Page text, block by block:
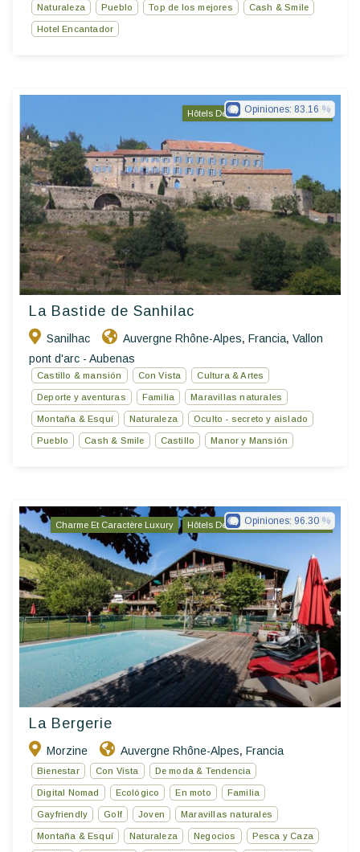
Naturaleza Pueblo Top de los mejores Cash & Smile
Hotel Encantador
Hôtels De Charme & De Caractère
La Bastide de Sanhilac
Sanilhac Auvergne Rhône-Alpes, Francia, Vallon
pont d'arc - Aubenas
Opiniones: 83.16
Castillo & mansión Con Vista Cultura & Artes
Deporte y aventuras Familia Maravillas naturales
Montaña & Esquí Naturaleza Oculto - secreto y aislado
Pueblo Cash & Smile Castillo Manor y Mansión
Charme Et Caractère Luxury Hôtels De Charme & De Caractère
La Bergerie
Morzine Auvergne Rhône-Alpes, Francia
Opiniones: 96.30
Bienestar Con Vista De moda & Tendencia
Digital Nomad Ecológico En moto Familia
Gayfriendly Golf Joven Maravillas naturales
Montaña & Esquí Naturaleza Negocios Pesca y Caza